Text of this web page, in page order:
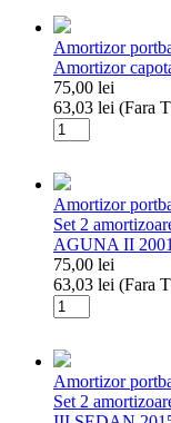
DACIA
MCV
2012-;DACIA
SANDERO
2013-
Amortizor
Amortizor
75,00 lei
63,03 lei (Fara
Cantitate
Amortizor
DACIA
DUSTER
2008-
2018
Amortizor
Set 2
AGUNA II
75,00 lei
63,03 lei (Fara
Cantitate
Set
amortizoare
portbagaj/haion
pentru
Amortizor
Set 2